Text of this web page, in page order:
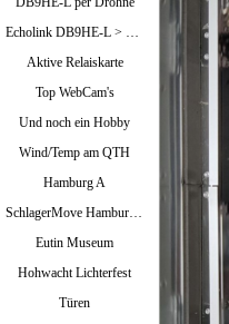
Echolink DB9HE-L > Bild oben / DBØMIA-R >Bild unten
Aktive Relaiskarte
Top WebCam's
Und noch ein Hobby
Wind/Temp am QTH
Hamburg A
SchlagerMove Hamburg 2024
Eutin Museum
Hohwacht Lichterfest
Türen